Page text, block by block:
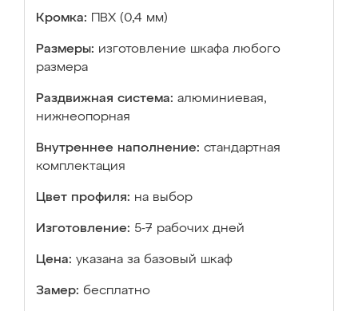
Кромка: ПВХ (0,4 мм)
Размеры: изготовление шкафа любого
размера
Раздвижная система: алюминиевая,
нижнеопорная
Внутреннее наполнение: стандартная
комплектация
Цвет профиля: на выбор
Изготовление: 5-7 рабочих дней
Цена: указана за базовый шкаф
Замер: бесплатно